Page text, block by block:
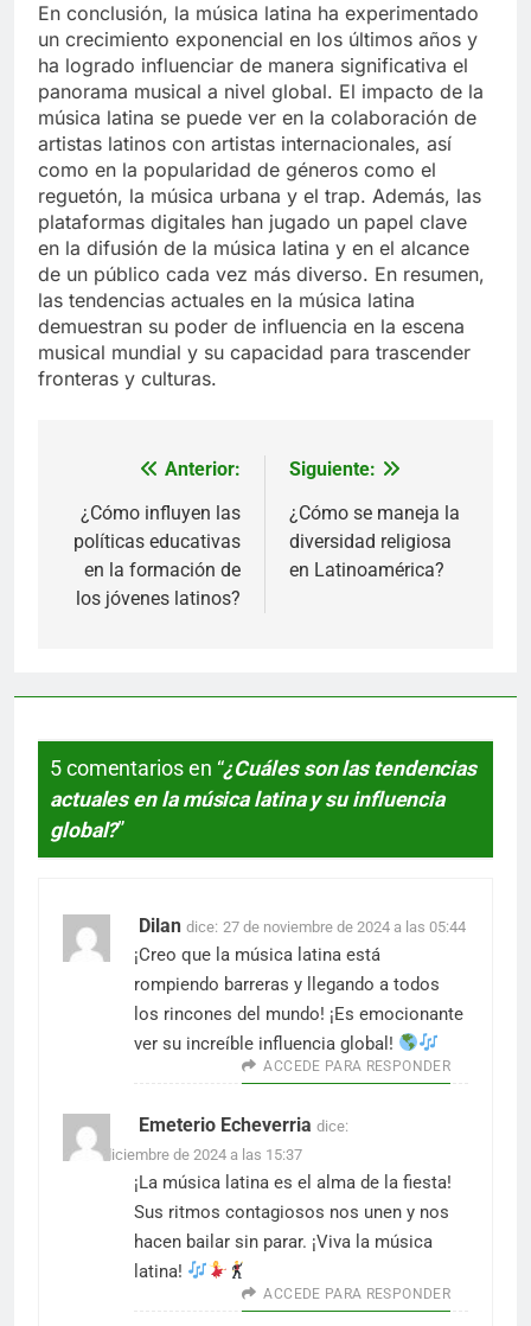
En conclusión, la música latina ha experimentado
un crecimiento exponencial en los últimos años y
ha logrado influenciar de manera significativa el
panorama musical a nivel global. El impacto de la
música latina se puede ver en la colaboración de
artistas latinos con artistas internacionales, así
como en la popularidad de géneros como el
reguetón, la música urbana y el trap. Además, las
plataformas digitales han jugado un papel clave
en la difusión de la música latina y en el alcance
de un público cada vez más diverso. En resumen,
las tendencias actuales en la música latina
demuestran su poder de influencia en la escena
musical mundial y su capacidad para trascender
fronteras y culturas.
Navegación
de
entradas
Anterior:
¿Cómo influyen las
políticas educativas
en la formación de
los jóvenes latinos?
Siguiente:
¿Cómo se maneja la
diversidad religiosa
en Latinoamérica?
5 comentarios en “¿Cuáles son las tendencias
actuales en la música latina y su influencia
global?”
Dilan dice: 27 de noviembre de 2024 a las 05:44
¡Creo que la música latina está
rompiendo barreras y llegando a todos
los rincones del mundo! ¡Es emocionante
ver su increíble influencia global!
ACCEDE PARA RESPONDER
Emeterio Echeverria dice:
15 de diciembre de 2024 a las 15:37
¡La música latina es el alma de la fiesta!
Sus ritmos contagiosos nos unen y nos
hacen bailar sin parar. ¡Viva la música
latina!
ACCEDE PARA RESPONDER